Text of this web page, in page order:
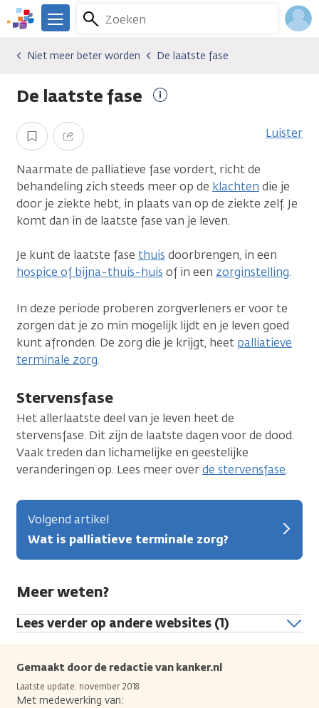
Overslaan
en
gaan
We
er
je.
Zoeken
Menu
Gevolgen van kanker
Niet meer beter worden
De laatste fase
Niet meer beter worden De laatste fase
De laatste fase
Opslaan Delen Luister
Naarmate de palliatieve fase vordert, richt de
behandeling zich steeds meer op de klachten die je
door je ziekte hebt, in plaats van op de ziekte zelf. Je
komt dan in de laatste fase van je leven.
Je kunt de laatste fase thuis doorbrengen, in een
hospice of bijna-thuis-huis of in een zorginstelling.
In deze periode proberen zorgverleners er voor te
zorgen dat je zo min mogelijk lijdt en je leven goed
kunt afronden. De zorg die je krijgt, heet palliatieve
terminale zorg.
Stervensfase
Het allerlaatste deel van je leven heet de
stervensfase. Dit zijn de laatste dagen voor de dood.
Vaak treden dan lichamelijke en geestelijke
veranderingen op. Lees meer overde stervensfase.
Volgend artikel
Wat is palliatieve terminale zorg?
Meer weten?
Lees verder op andere websites (1)
Gemaakt door de redactie van kanker.nl
Laatste update: november 2018
Met medewerking van: